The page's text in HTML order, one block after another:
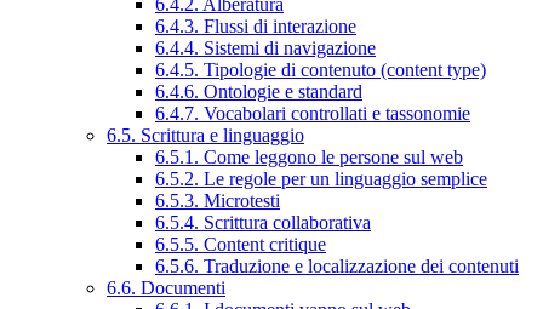
6.4.2. Alberatura
6.4.3. Flussi di interazione
6.4.4. Sistemi di navigazione
6.4.5. Tipologie di contenuto (content type)
6.4.6. Ontologie e standard
6.4.7. Vocabolari controllati e tassonomie
6.5. Scrittura e linguaggio
6.5.1. Come leggono le persone sul web
6.5.2. Le regole per un linguaggio semplice
6.5.3. Microtesti
6.5.4. Scrittura collaborativa
6.5.5. Content critique
6.5.6. Traduzione e localizzazione dei contenuti
6.6. Documenti